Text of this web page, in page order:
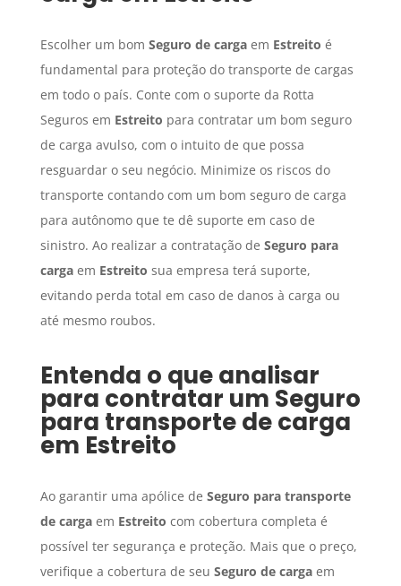
Escolher um bom Seguro de cargaem Estreito é
fundamental para proteção do transporte de cargas
em todo o país. Conte com o suporte da Rotta
Seguros em Estreito para contratar um bom seguro
de carga avulso, com o intuito de que possa
resguardar o seu negócio. Minimize os riscos do
transporte contando com um bom seguro de carga
para autônomo que te dê suporte em caso de
sinistro. Ao realizar a contratação de Seguro para
cargaem Estreito sua empresa terá suporte,
evitando perda total em caso de danos à carga ou
até mesmo roubos.
Entenda o que analisar
para contratar um Seguro
para transporte de carga
em Estreito
Ao garantir uma apólice de Seguro para transporte
de cargaem Estreito com cobertura completa é
possível ter segurança e proteção. Mais que o preço,
verifique a cobertura de seu Seguro de cargaem